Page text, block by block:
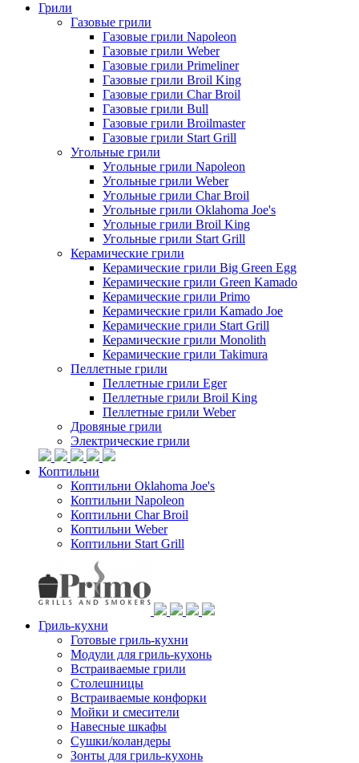
Грили
Газовые грили
Газовые грили Napoleon
Газовые грили Weber
Газовые грили Primeliner
Газовые грили Broil King
Газовые грили Char Broil
Газовые грили Bull
Газовые грили Broilmaster
Газовые грили Start Grill
Угольные грили
Угольные грили Napoleon
Угольные грили Weber
Угольные грили Char Broil
Угольные грили Oklahoma Joe's
Угольные грили Broil King
Угольные грили Start Grill
Керамические грили
Керамические грили Big Green Egg
Керамические грили Green Kamado
Керамические грили Primo
Керамические грили Kamado Joe
Керамические грили Start Grill
Керамические грили Monolith
Керамические грили Takimura
Пеллетные грили
Пеллетные грили Eger
Пеллетные грили Broil King
Пеллетные грили Weber
Дровяные грили
Электрические грили
Коптильни
Коптильни Oklahoma Joe's
Коптильни Napoleon
Коптильни Char Broil
Коптильни Weber
Коптильни Start Grill
Гриль-кухни
Готовые гриль-кухни
Модули для гриль-кухонь
Встраиваемые грили
Столешницы
Встраиваемые конфорки
Мойки и смесители
Навесные шкафы
Сушки/коландеры
Зонты для гриль-кухонь